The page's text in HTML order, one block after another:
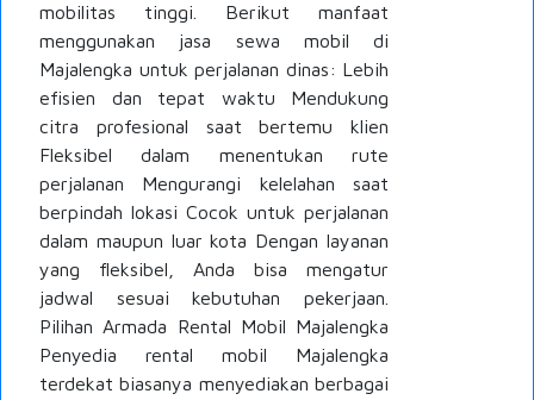
mobilitas tinggi. Berikut manfaat
menggunakan jasa sewa mobil di
Majalengka untuk perjalanan dinas: Lebih
efisien dan tepat waktu Mendukung
citra profesional saat bertemu klien
Fleksibel dalam menentukan rute
perjalanan Mengurangi kelelahan saat
berpindah lokasi Cocok untuk perjalanan
dalam maupun luar kota Dengan layanan
yang fleksibel, Anda bisa mengatur
jadwal sesuai kebutuhan pekerjaan.
Pilihan Armada Rental Mobil Majalengka
Penyedia rental mobil Majalengka
terdekat biasanya menyediakan berbagai